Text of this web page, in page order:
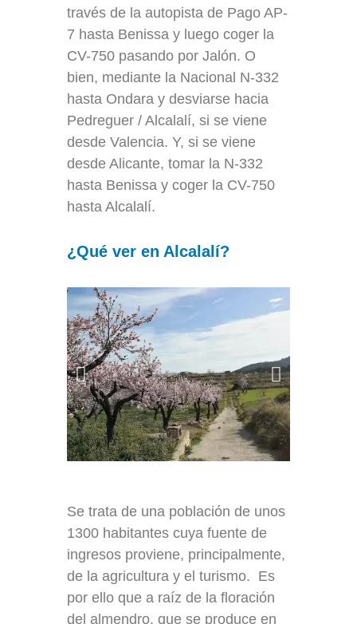
través de la autopista de Pago AP-
7 hasta Benissa y luego coger la
CV-750 pasando por Jalón. O
bien, mediante la Nacional N-332
hasta Ondara y desviarse hacia
Pedreguer / Alcalalí, si se viene
desde Valencia. Y, si se viene
desde Alicante, tomar la N-332
hasta Benissa y coger la CV-750
hasta Alcalalí.
¿Qué ver en Alcalalí?
Se trata de una población de unos
1300 habitantes cuya fuente de
ingresos proviene, principalmente,
de la agricultura y el turismo. Es
por ello que a raíz de la floración
del almendro, que se produce en